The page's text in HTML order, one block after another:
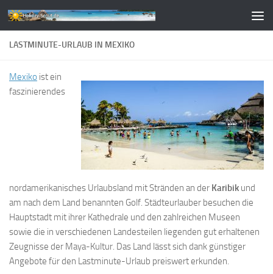
Zum Inhalt springen
LASTMINUTE-URLAUB IN MEXIKO
Mexiko ist ein
faszinierendes
nordamerikanisches Urlaubsland mit Stränden an der Karibik und
am nach dem Land benannten Golf. Städteurlauber besuchen die
Hauptstadt mit ihrer Kathedrale und den zahlreichen Museen
sowie die in verschiedenen Landesteilen liegenden gut erhaltenen
Zeugnisse der Maya-Kultur. Das Land lässt sich dank günstiger
Angebote für den Lastminute-Urlaub preiswert erkunden.